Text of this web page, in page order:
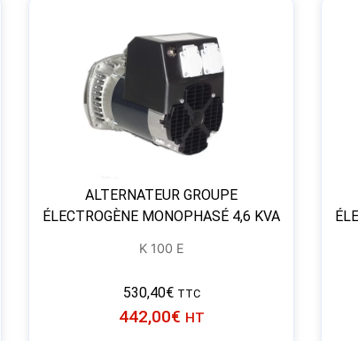
ALTERNATEUR GROUPE
ÉLECTROGÈNE MONOPHASÉ 4,6 KVA
K 100 E
530,40€ TTC
442,00€ HT